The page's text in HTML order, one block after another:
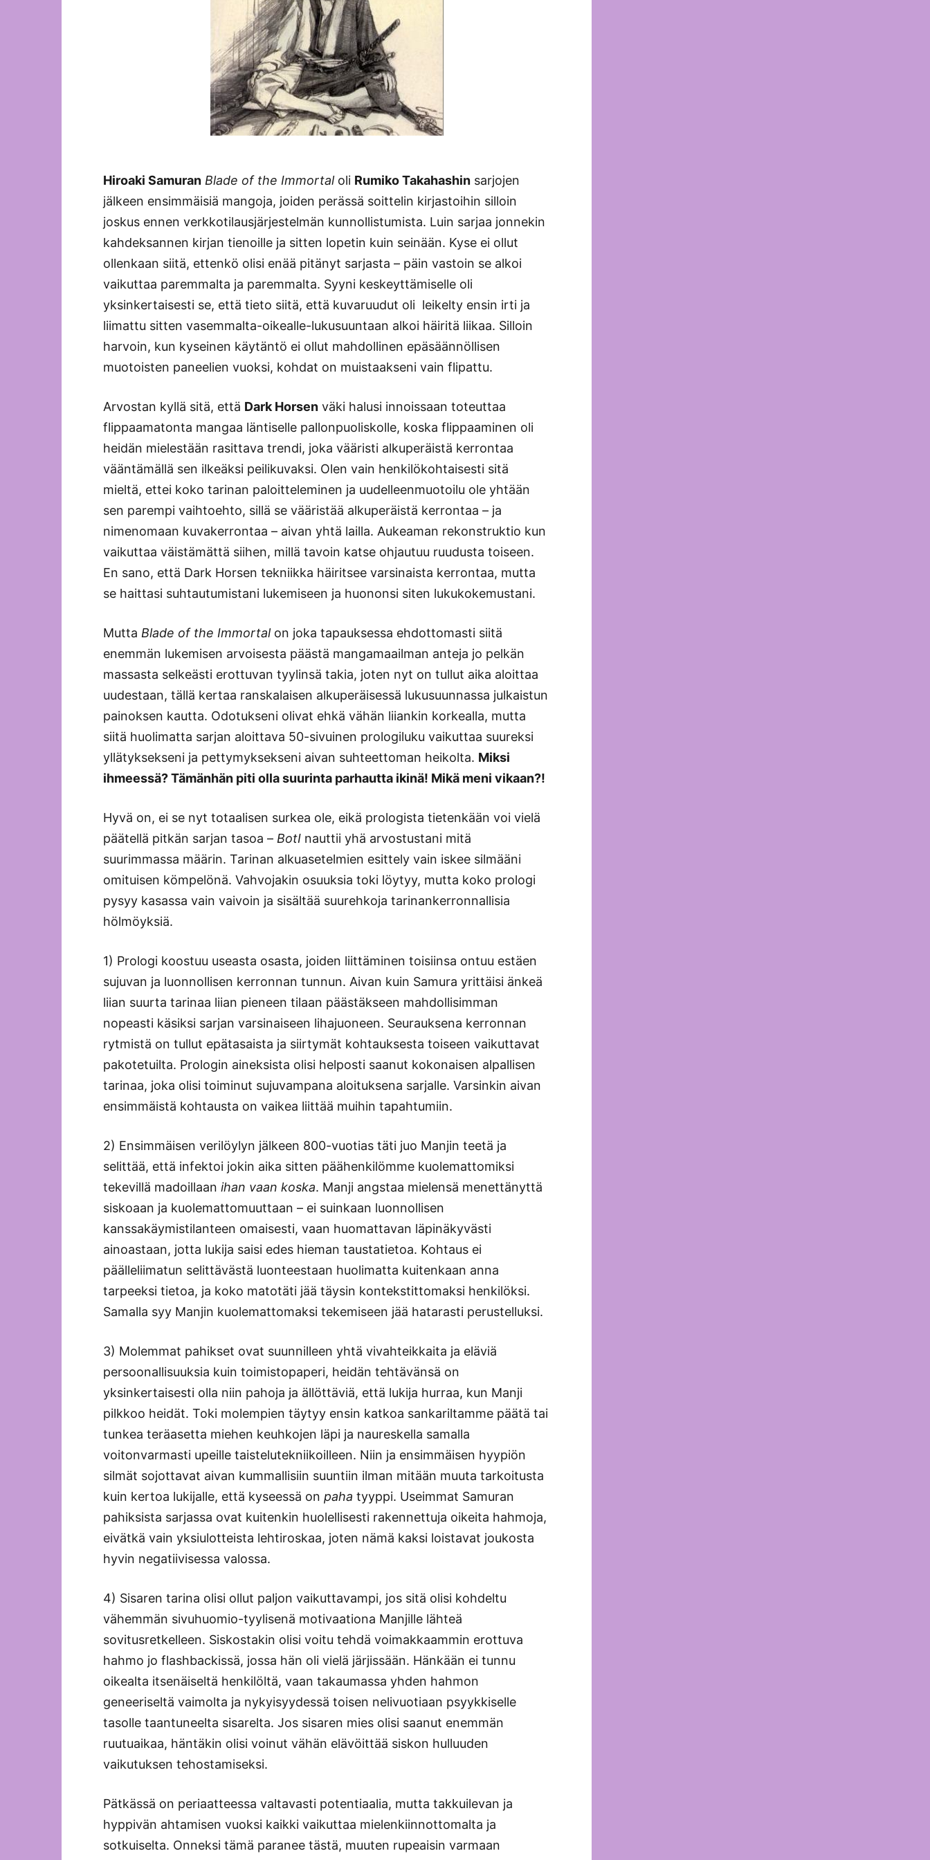
Hiroaki Samuran Blade of the Immortaloli Rumiko Takahashin sarjojen
jälkeen ensimmäisiä mangoja, joiden perässä soittelin kirjastoihin silloin
joskus ennen verkkotilausjärjestelmän kunnollistumista. Luin sarjaa jonnekin
kahdeksannen kirjan tienoille ja sitten lopetin kuin seinään. Kyse ei ollut
ollenkaan siitä, ettenkö olisi enää pitänyt sarjasta – päin vastoin se alkoi
vaikuttaa paremmalta ja paremmalta. Syyni keskeyttämiselle oli
yksinkertaisesti se, että tieto siitä, että kuvaruudut oli leikelty ensin irti ja
liimattu sitten vasemmalta-oikealle-lukusuuntaan alkoi häiritä liikaa. Silloin
harvoin, kun kyseinen käytäntö ei ollut mahdollinen epäsäännöllisen
muotoisten paneelien vuoksi, kohdat on muistaakseni vain flipattu.
Arvostan kyllä sitä, että Dark Horsen väki halusi innoissaan toteuttaa
flippaamatonta mangaa läntiselle pallonpuoliskolle, koska flippaaminen oli
heidän mielestään rasittava trendi, joka vääristi alkuperäistä kerrontaa
vääntämällä sen ilkeäksi peilikuvaksi. Olen vain henkilökohtaisesti sitä
mieltä, ettei koko tarinan paloitteleminen ja uudelleenmuotoilu ole yhtään
sen parempi vaihtoehto, sillä se vääristää alkuperäistä kerrontaa – ja
nimenomaan kuvakerrontaa – aivan yhtä lailla. Aukeaman rekonstruktio kun
vaikuttaa väistämättä siihen, millä tavoin katse ohjautuu ruudusta toiseen.
En sano, että Dark Horsen tekniikka häiritsee varsinaista kerrontaa, mutta
se haittasi suhtautumistani lukemiseen ja huononsi siten lukukokemustani.
Mutta Blade of the Immortalon joka tapauksessa ehdottomasti siitä
enemmän lukemisen arvoisesta päästä mangamaailman anteja jo pelkän
massasta selkeästi erottuvan tyylinsä takia, joten nyt on tullut aika aloittaa
uudestaan, tällä kertaa ranskalaisen alkuperäisessä lukusuunnassa julkaistun
painoksen kautta. Odotukseni olivat ehkä vähän liiankin korkealla, mutta
siitä huolimatta sarjan aloittava 50-sivuinen prologiluku vaikuttaa suureksi
yllätyksekseni ja pettymyksekseni aivan suhteettoman heikolta. Miksi
ihmeessä? Tämänhän piti olla suurinta parhautta ikinä! Mikä meni vikaan?!
Hyvä on, ei se nyt totaalisen surkea ole, eikä prologista tietenkään voi vielä
päätellä pitkän sarjan tasoa – BotI nauttii yhä arvostustani mitä
suurimmassa määrin. Tarinan alkuasetelmien esittely vain iskee silmääni
omituisen kömpelönä. Vahvojakin osuuksia toki löytyy, mutta koko prologi
pysyy kasassa vain vaivoin ja sisältää suurehkoja tarinankerronnallisia
hölmöyksiä.
1) Prologi koostuu useasta osasta, joiden liittäminen toisiinsa ontuu estäen
sujuvan ja luonnollisen kerronnan tunnun. Aivan kuin Samura yrittäisi änkeä
liian suurta tarinaa liian pieneen tilaan päästäkseen mahdollisimman
nopeasti käsiksi sarjan varsinaiseen lihajuoneen. Seurauksena kerronnan
rytmistä on tullut epätasaista ja siirtymät kohtauksesta toiseen vaikuttavat
pakotetuilta. Prologin aineksista olisi helposti saanut kokonaisen alpallisen
tarinaa, joka olisi toiminut sujuvampana aloituksena sarjalle. Varsinkin aivan
ensimmäistä kohtausta on vaikea liittää muihin tapahtumiin.
2) Ensimmäisen verilöylyn jälkeen 800-vuotias täti juo Manjin teetä ja
selittää, että infektoi jokin aika sitten päähenkilömme kuolemattomiksi
tekevillä madoillaanihan vaan koska. Manji angstaa mielensä menettänyttä
siskoaan ja kuolemattomuuttaan – ei suinkaan luonnollisen
kanssakäymistilanteen omaisesti, vaan huomattavan läpinäkyvästi
ainoastaan, jotta lukija saisi edes hieman taustatietoa. Kohtaus ei
päälleliimatun selittävästä luonteestaan huolimatta kuitenkaan anna
tarpeeksi tietoa, ja koko matotäti jää täysin kontekstittomaksi henkilöksi.
Samalla syy Manjin kuolemattomaksi tekemiseen jää hatarasti perustelluksi.
3) Molemmat pahikset ovat suunnilleen yhtä vivahteikkaita ja eläviä
persoonallisuuksia kuin toimistopaperi, heidän tehtävänsä on
yksinkertaisesti olla niin pahoja ja ällöttäviä, että lukija hurraa, kun Manji
pilkkoo heidät. Toki molempien täytyy ensin katkoa sankariltamme päätä tai
tunkea teräasetta miehen keuhkojen läpi ja naureskella samalla
voitonvarmasti upeille taistelutekniikoilleen. Niin ja ensimmäisen hyypiön
silmät sojottavat aivan kummallisiin suuntiin ilman mitään muuta tarkoitusta
kuin kertoa lukijalle, että kyseessä onpaha tyyppi. Useimmat Samuran
pahiksista sarjassa ovat kuitenkin huolellisesti rakennettuja oikeita hahmoja,
eivätkä vain yksiulotteista lehtiroskaa, joten nämä kaksi loistavat joukosta
hyvin negatiivisessa valossa.
4) Sisaren tarina olisi ollut paljon vaikuttavampi, jos sitä olisi kohdeltu
vähemmän sivuhuomio-tyylisenä motivaationa Manjille lähteä
sovitusretkelleen. Siskostakin olisi voitu tehdä voimakkaammin erottuva
hahmo jo flashbackissä, jossa hän oli vielä järjissään. Hänkään ei tunnu
oikealta itsenäiseltä henkilöltä, vaan takaumassa yhden hahmon
geneeriseltä vaimolta ja nykyisyydessä toisen nelivuotiaan psyykkiselle
tasolle taantuneelta sisarelta. Jos sisaren mies olisi saanut enemmän
ruutuaikaa, häntäkin olisi voinut vähän elävöittää siskon hulluuden
vaikutuksen tehostamiseksi.
Pätkässä on periaatteessa valtavasti potentiaalia, mutta takkuilevan ja
hyppivän ahtamisen vuoksi kaikki vaikuttaa mielenkiinnottomalta ja
sotkuiselta. Onneksi tämä paranee tästä, muuten rupeaisin varmaan